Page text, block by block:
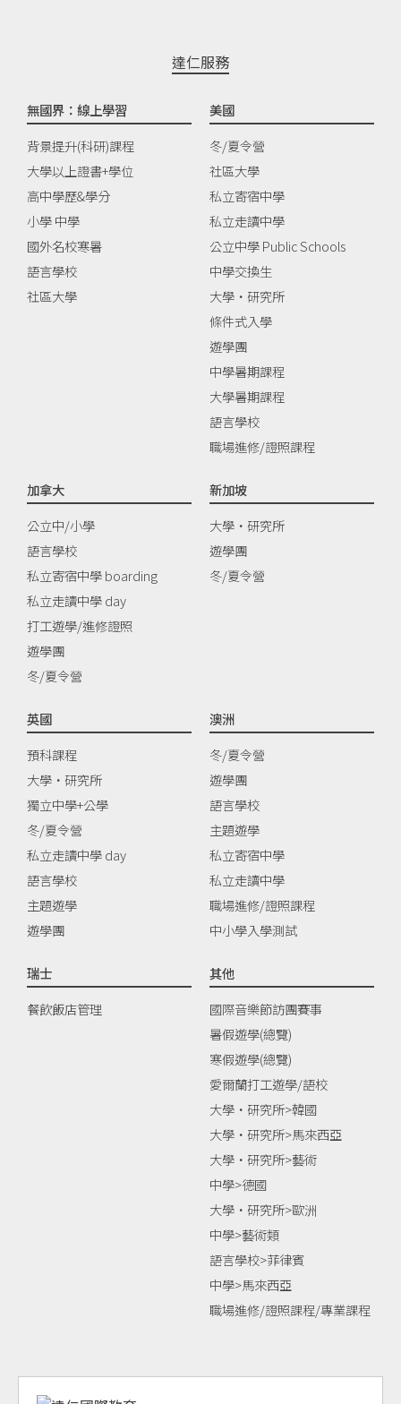
達仁服務
無國界：線上學習
背景提升(科研)課程
大學以上證書+學位
高中學歷&學分
小學 中學
國外名校寒暑
語言學校
社區大學
美國
冬/夏令營
社區大學
私立寄宿中學
私立走讀中學
公立中學 Public Schools
中學交換生
大學‧研究所
條件式入學
遊學團
中學暑期課程
大學暑期課程
語言學校
職場進修/證照課程
加拿大
公立中/小學
語言學校
私立寄宿中學 boarding
私立走讀中學 day
打工遊學/進修證照
遊學團
冬/夏令營
新加坡
大學‧研究所
遊學團
冬/夏令營
英國
預科課程
大學‧研究所
獨立中學+公學
冬/夏令營
私立走讀中學 day
語言學校
主題遊學
遊學團
澳洲
冬/夏令營
遊學團
語言學校
主題遊學
私立寄宿中學
私立走讀中學
職場進修/證照課程
中小學入學測試
瑞士
餐飲飯店管理
其他
國際音樂節訪團賽事
暑假遊學(總覽)
寒假遊學(總覽)
愛爾蘭打工遊學/語校
大學‧研究所>韓國
大學‧研究所>馬來西亞
大學‧研究所>藝術
中學>德國
大學‧研究所>歐洲
中學>藝術類
語言學校>菲律賓
中學>馬來西亞
職場進修/證照課程/專業課程